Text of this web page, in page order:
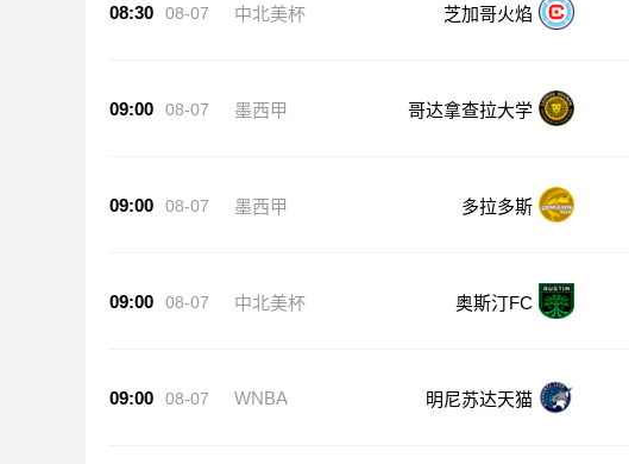
08:30 08-07 中北美杯 芝加哥火焰
09:00 08-07 墨西甲 哥达拿查拉大学
09:00 08-07 墨西甲 多拉多斯
09:00 08-07 中北美杯 奥斯汀FC
09:00 08-07 WNBA 明尼苏达天猫